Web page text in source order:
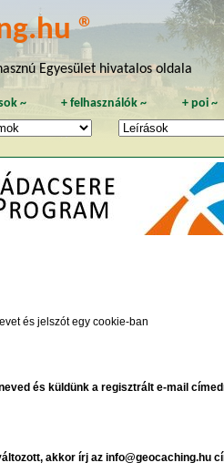
®
Egyesület hivatalos oldala
~ +felhasználók ~ + poi~
és jelszót egy cookie-ban
és küldünk a regisztrált e-mail
akkor írj az info@geocaching.hu